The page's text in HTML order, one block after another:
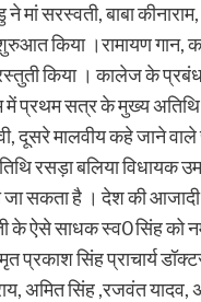
मां सरस्वती, बाबा
किया ।रामायण गान,
किया । कालेज के
में प्रथम सत्र के मुख्य अतिथि
दूसरे मालवीय कहे जाने
रसड़ा बलिया विधायक
सकता है । देश की आजादी
के ऐसे साधक स्व0 सिंह को
प्रकाश सिंह प्राचार्य
अमित सिंह ,रजवंत यादव,